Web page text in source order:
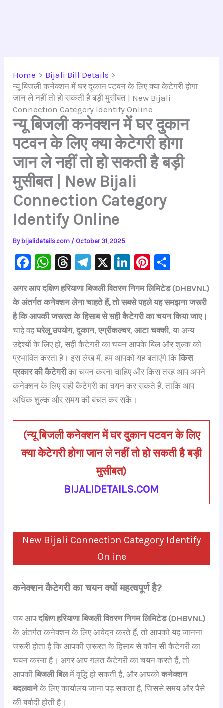
Home
Bijali Bill Details
न्यू बिजली कनेक्शन में घर दुकान पटवन के लिए क्या केटेगरी होगा
जान ले नहीं तो हो सकती है बड़ी मुसीबत | New Bijali
Connection Category Identify Online
न्यू बिजली कनेक्शन में घर दुकान
पटवन के लिए क्या केटेगरी होगा
जान ले नहीं तो हो सकती है बड़ी
मुसीबत | New Bijali
Connection Category
Identify Online
By bijalidetails.com / October 31, 2025
F
c
e
b
o
o
k
W
at
s
A
p
p
T
e
a
d
s
Te
gr
a
m
X
Li
k
e
dI
n
Pi
er
e
st
ar
e
अगर आप दक्षिण हरियाणा बिजली वितरण निगम लिमिटेड (DHBVNL)
के अंतर्गत कनेक्शन लेना चाहते हैं, तो सबसे पहले यह समझना जरूरी
है कि आपकी जरूरत के हिसाब से सही कैटेगरी का चयन किया जाए।
चाहे वहघरेलू उपयोग,दुकान,एग्रीकल्चर,आटा चक्की, या अन्य
उद्देश्यों के लिए हो, सही कैटेगरी का चयन आपके बिल और शुल्क को
प्रभावित करता है। इस लेख में, हम आपको यह बताएंगे किकिस
प्रकार की कैटेगरीका चयन करना चाहिए और किस तरह आप अपने
कनेक्शन के लिए सही कैटेगरी का चयन कर सकते हैं, ताकि आप
अधिक शुल्क और समय की बचत कर सकें।
(न्यू बिजली कनेक्शन में घर दुकान पटवन के लिए
क्या केटेगरी होगा जान ले नहीं तो हो सकती है बड़ी
मुसीबत)
BIJALIDETAILS.COM
New Bijali Connection Category Identify
Online
कनेक्शन कैटेगरी का चयन क्यों महत्वपूर्ण है?
जब आपदक्षिण हरियाणा बिजली वितरण निगम लिमिटेड (DHBVNL)
के अंतर्गत कनेक्शन के लिए आवेदन करते हैं, तो आपको यह जानना
जरूरी होता है कि आपकी ज़रूरत के हिसाब से कौन सी कैटेगरी का
चयन करना है। अगर आप गलत कैटेगरी का चयन करते हैं, तो
आपकीबिजली बिलमें वृद्धि हो सकती है, और आपकोकनेक्शन
बदलवानेके लिए कार्यालय जाना पड़ सकता है, जिससे समय और पैसे
की बर्बादी होती है।